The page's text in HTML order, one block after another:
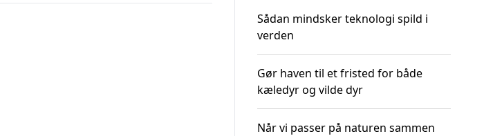
Sådan mindsker teknologi spild i
verden
Gør haven til et fristed for både
kæledyr og vilde dyr
Når vi passer på naturen sammen